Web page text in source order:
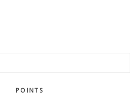
POINTS